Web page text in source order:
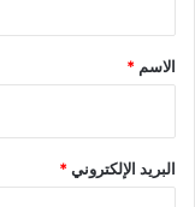
*
الاسم *
البريد الإلكتروني*